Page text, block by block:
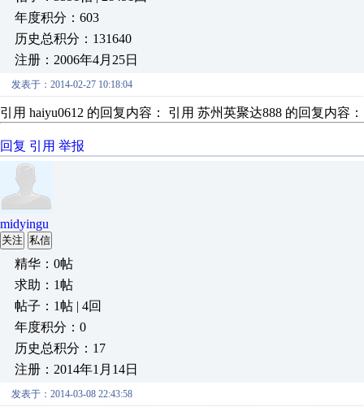
年度积分：603
历史总积分：131640
注册：2006年4月25日
发表于：2014-02-27 10:18:04
引用 haiyu0612 的回复内容： 引用 苏州英聚达888 的回复内容
回复 引用 举报
midyingu
关注 私信
精华：0帖
求助：1帖
帖子：1帖 | 4回
年度积分：0
历史总积分：17
注册：2014年1月14日
发表于：2014-03-08 22:43:58